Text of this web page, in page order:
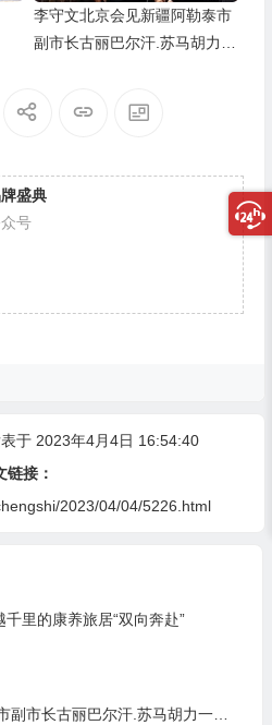
李守文北京会见新疆阿勒泰市
副市长古丽巴尔汗.苏马胡力一
盛典
号
于 2023年4月4日 16:54:40
链接：
2023/04/04/5226.html
里的康养旅居“双向奔赴”
李守文北京会见新疆阿勒泰市副市长古丽巴尔汗.苏马胡力一行—— 共商阿勒泰高质量户外运动目的地建设方案